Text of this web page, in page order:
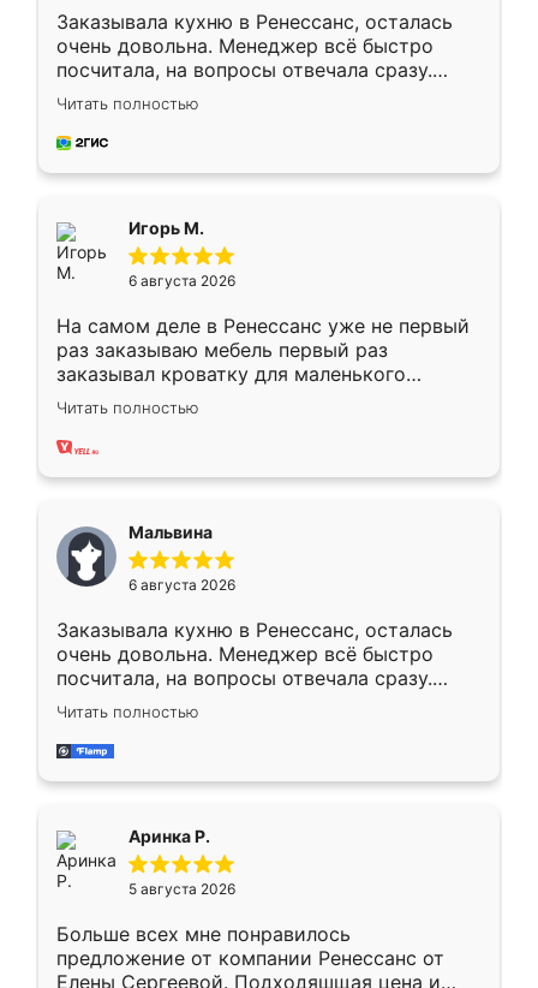
Заказывала кухню в Ренессанс, осталась
очень довольна. Менеджер всё быстро
посчитала, на вопросы отвечала сразу.
Замерщик приехал в субботу, подошёл к
делу со всей ответственностью. Собрали
за день, ребята работали аккуратно, даже
Читать полностью
Игорь М.
6 августа 2026
На самом деле в Ренессанс уже не первый
раз заказываю мебель первый раз
заказывал кроватку для маленького
ребёнка при его рождении ,во второй раз
заказал шкаф-купе. По качеству очень
хорошее сборка достаточно быстрая,
меньше, здесь же он более разнообразный.
Мне нравится ,если что-то потребуется из
мебели буду заказывать только здесь.
Читать полностью
Мальвина
6 августа 2026
Заказывала кухню в Ренессанс, осталась
очень довольна. Менеджер всё быстро
посчитала, на вопросы отвечала сразу.
Замерщик приехал в субботу, подошёл к
делу со всей ответственностью. Собрали
за день, ребята работали аккуратно, даже
Читать полностью
Аринка Р.
5 августа 2026
Больше всех мне понравилось
предложение от компании Ренессанс от
Елены Сергеевой. Подходяшщая цена и